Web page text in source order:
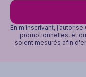
En m’inscrivant,
promotionnelles, et
soient mesurés afin